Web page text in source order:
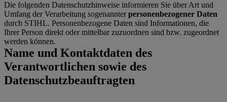
Die folgenden Datenschutzhinweise informieren Sie über Art und
Umfang der Verarbeitung sogenannterpersonenbezogener Daten
durch STIHL. Personenbezogene Daten sind Informationen, die
Ihrer Person direkt oder mittelbar zuzuordnen sind bzw. zugeordnet
werden können.
Name und Kontaktdaten des
Verantwortlichen sowie des
Datenschutzbeauftragten